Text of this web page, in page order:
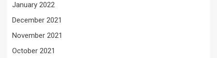
January 2022
December 2021
November 2021
October 2021